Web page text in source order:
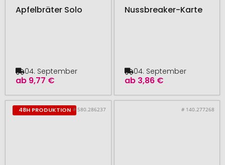
Apfelbräter Solo
ab 9,77 €
04. September
Nussbreaker-Karte
ab 3,86 €
04. September
48H PRODUKTION # 580.286237 # 140.277268